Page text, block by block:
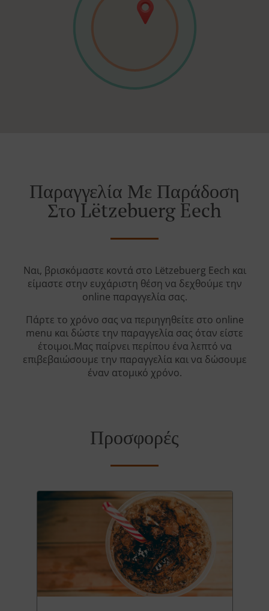
Παραγγελία Με Παράδοση
Στο Lëtzebuerg Eech
Ναι, βρισκόμαστε κοντά στο Lëtzebuerg Eech και
είμαστε στην ευχάριστη θέση να δεχθούμε την
online παραγγελία σας.
Πάρτε το χρόνο σας να περιηγηθείτε στο online
menu και δώστε την παραγγελία σας όταν είστε
έτοιμοι.Μας παίρνει περίπου ένα λεπτό να
επιβεβαιώσουμε την παραγγελία και να δώσουμε
έναν ατομικό χρόνο.
Προσφορές